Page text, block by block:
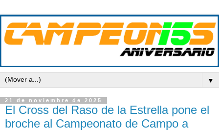
▼
21 de noviembre de 2025
El Cross del Raso de la Estrella pone el
broche al Campeonato de Campo a